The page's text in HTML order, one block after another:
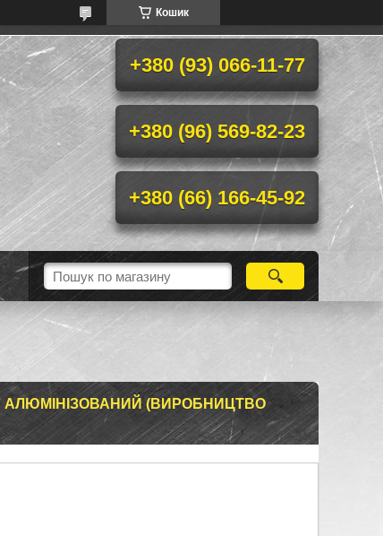
Кошик
+380 (93) 066-11-77
+380 (96) 569-82-23
+380 (66) 166-45-92
АЛЮМІНІЗОВАНИЙ (ВИРОБНИЦТВО